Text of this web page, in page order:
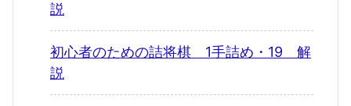
説
初心者のための詰将棋 1手詰め・19 解
説